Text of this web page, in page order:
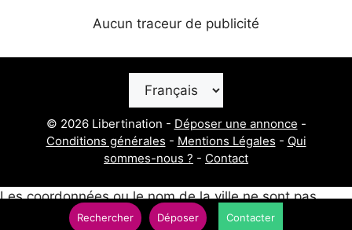
Rechercher Déposer Contacter
Aucun traceur de publicité
une
© 2026 Libertination - Déposer une annonce -
Conditions générales - Mentions Légales - Qui
sommes-nous ? - Contact
Les coordonnées ou le nom de la ville ne sont pas
disponibles pour ce post.